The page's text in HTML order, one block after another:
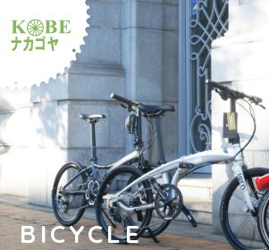
ルショップナカゴヤ
BICYCLE